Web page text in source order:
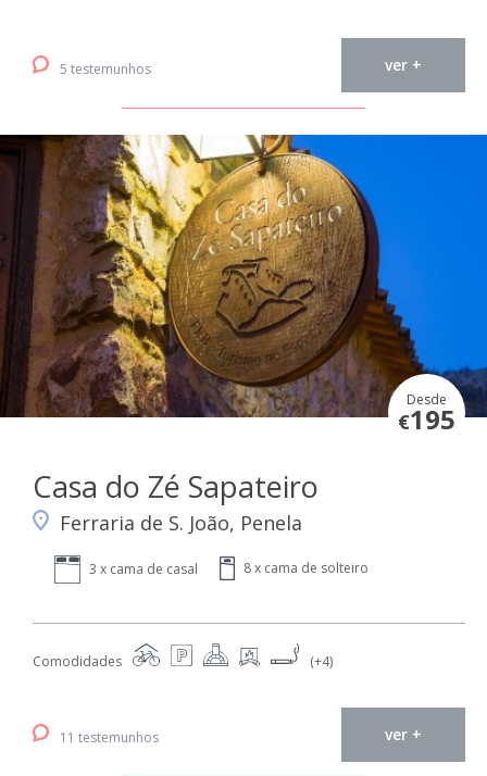
5 testemunhos ver +
Desde
€195
Casa do Zé Sapateiro
Ferraria de S. João, Penela
3 x cama de casal 8 x cama de solteiro
Comodidades (+4)
11 testemunhos ver +